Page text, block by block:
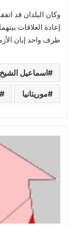
إعادة العلاقات
طرف واحد إبان الأزمة
اسماعيل
موريتانيا